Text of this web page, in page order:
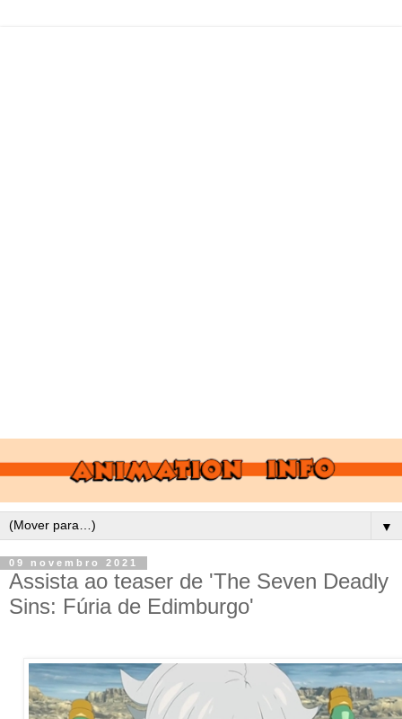
▼
09 novembro 2021
Assista ao teaser de 'The Seven Deadly
Sins: Fúria de Edimburgo'